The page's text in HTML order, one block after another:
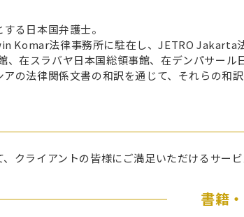
る日本国弁護士。
Komar法律事務所に駐在し、JETRO
在スラバヤ日本国総領事館、在デンパサー
の法律関係文書の和訳を通じて、それらの
クライアントの皆様にご満足いただけるサー
書籍